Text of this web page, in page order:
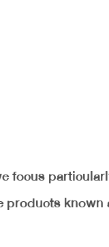
focus
products known